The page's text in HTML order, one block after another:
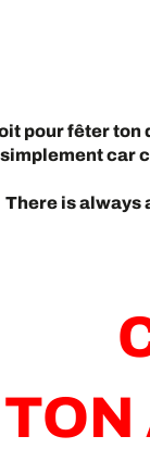
pour fêter ton
car
There is always
TON